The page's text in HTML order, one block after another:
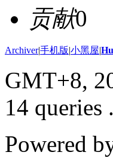
贡献0
Archiver|手机版|小黑屋|
GMT+8,
14 queries .
Powered